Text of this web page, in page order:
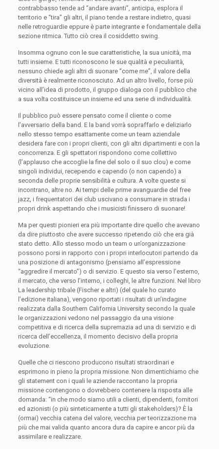
contrabbasso tende ad “andare avanti”, anticipa, esplora il
territorio e “tira” gli altri, il piano tende a restare indietro, quasi
nelle retroguardie eppure è parte integrante e fondamentale della
sezione ritmica. Tutto ciò crea il cosiddetto swing.
Insomma ognuno con le sue caratteristiche, la sua unicità, ma
tutti insieme. E tutti riconoscono le sue qualità e peculiarità,
nessuno chiede agli altri di suonare “come me”, il valore della
diversità è realmente riconosciuto. Ad un altro livello, forse più
vicino all’idea di prodotto, il gruppo dialoga con il pubblico che
a sua volta costituisce un insieme ed una serie di individualità.
Il pubblico può essere pensato come il cliente o come
l’avversario della band. E la band vorrà sopraffarlo e deliziarlo
nello stesso tempo esattamente come un team aziendale
desidera fare con i propri clienti, con gli altri dipartimenti e con la
concorrenza. E gli spettatori rispondono come collettivo
(l’applauso che accoglie la fine del solo o il suo clou) e come
singoli individui, recependo e capendo (o non capendo) a
seconda delle proprie sensibilità e cultura. A volte queste si
incontrano, altre no. Ai tempi delle prime avanguardie del free
jazz, i frequentatori dei club uscivano a consumare in strada i
propri drink aspettando che i musicisti finissero di suonare!
Ma per questi pionieri era più importante dire quello che avevano
da dire piuttosto che avere successo ripetendo ciò che era già
stato detto. Allo stesso modo un team o un’organizzazione
possono porsi in rapporto con i propri interlocutori partendo da
una posizione di antagonismo (pensiamo all’espressione
“aggredire il mercato”) o di servizio. E questo sia verso l’esterno,
il mercato, che verso l’interno, i colleghi, le altre funzioni. Nel libro
La leadership tribale (Fischer e altri) (del quale ho curato
l’edizione italiana), vengono riportati i risultati di un’indagine
realizzata dalla Southern California University secondo la quale
le organizzazioni vedono nel passaggio da una visione
competitiva e di ricerca della supremazia ad una di servizio e di
ricerca dell’eccellenza, il momento decisivo della propria
evoluzione.
Quelle che ci riescono producono risultati straordinari e
esprimono in pieno la propria missione. Non dimentichiamo che
gli statement con i quali le aziende raccontano la propria
missione contengono o dovrebbero contenere la risposta alle
domanda: “in che modo siamo utili a clienti, dipendenti, fornitori
ed azionisti (o più sinteticamente a tutti gli stakeholders)? È la
(ormai) vecchia catena del valore, vecchia per teorizzazione ma
più che mai valida quanto ancora dura da capire e ancor più da
assimilare e realizzare.